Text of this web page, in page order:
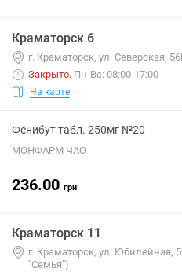
Краматорск 6
г. Краматорск, ул. Северская,
Закрыто. Пн-Вс: 08:00-17:00
На карте
Фенибут табл. 250мг №20
МОНФАРМ ЧАО
236.00 грн
Краматорск 11
г. Краматорск, ул. Юбилейная,
"Семья")